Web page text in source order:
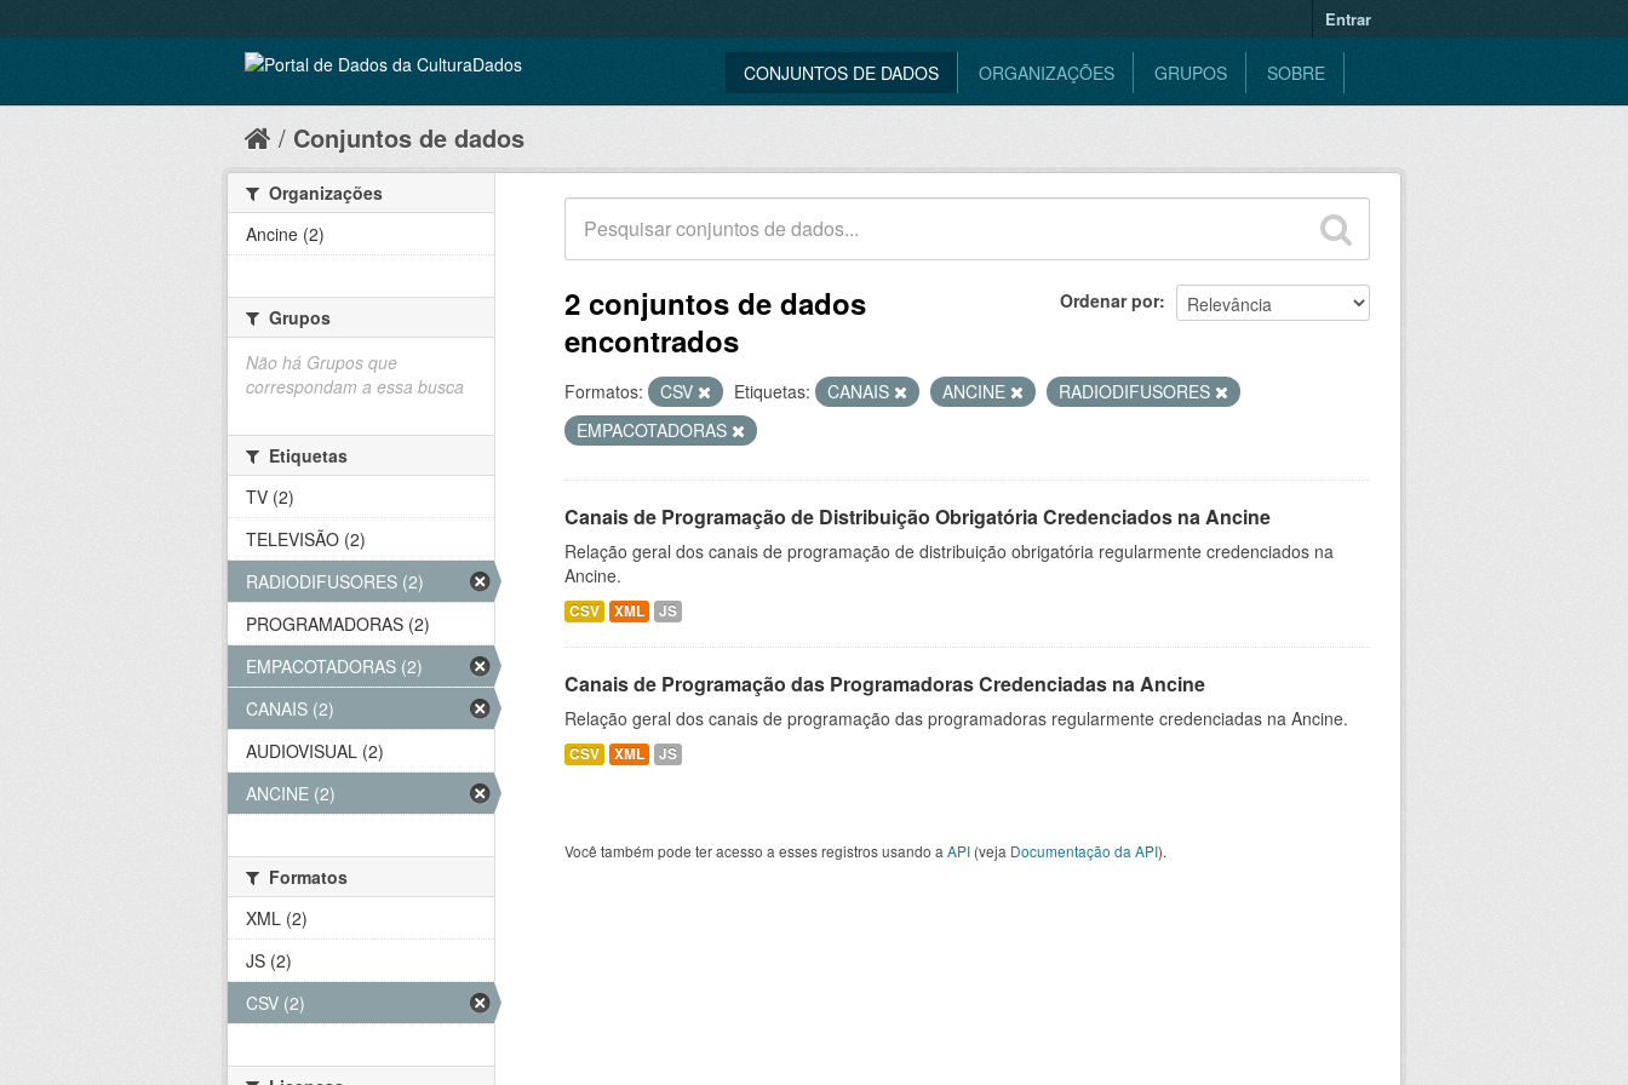
Entrar
CONJUNTOS DE DADOS ORGANIZAÇÕES GRUPOS SOBRE
Conjuntos de dados
Ordenar por
2 conjuntos de dados
encontrados
Formatos: CSV Etiquetas: CANAIS ANCINE
RADIODIFUSORES
EMPACOTADORAS
Canais de Programação de Distribuição Obrigatória Credenciados na Ancine
Relação geral dos canais de programação de distribuição obrigatória regularmente credenciados na
Ancine.
CSV XML JS
Canais de Programação das Programadoras Credenciadas na Ancine
Relação geral dos canais de programação das programadoras regularmente credenciadas na Ancine.
CSV XML JS
Você também pode ter acesso a esses registros usando a API (veja Documentação da API).
Organizações
Ancine (2)
Grupos
Não há Grupos que
correspondam a essa busca
Etiquetas
TV (2)
TELEVISÃO (2)
RADIODIFUSORES (2)
PROGRAMADORAS (2)
EMPACOTADORAS (2)
CANAIS (2)
AUDIOVISUAL (2)
ANCINE (2)
Formatos
XML (2)
JS (2)
CSV (2)